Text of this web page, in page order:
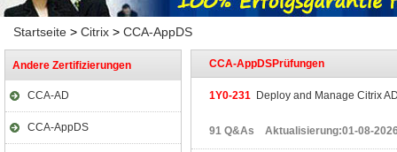
Startseite > Citrix > CCA-AppDS
Andere Zertifizierungen
CCA-AD
CCA-AppDS
CCA-AppDSPrüfungen
1Y0-231 Deploy and Manage Citrix
91 Q&As Aktualisierung:01-08-